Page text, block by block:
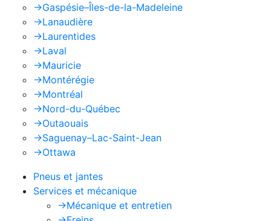
->Gaspésie–Îles-de-la-Madeleine
->Lanaudière
->Laurentides
->Laval
->Mauricie
->Montérégie
->Montréal
->Nord-du-Québec
->Outaouais
->Saguenay–Lac-Saint-Jean
->Ottawa
Pneus et jantes
Services et mécanique
->Mécanique et entretien